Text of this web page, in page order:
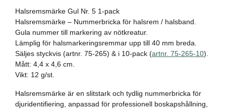
Halsremsmärke Gul Nr. 5 1-pack
Halsremsmärke – Nummerbricka för halsrem / halsband.
Gula nummer till markering av nötkreatur.
Lämplig för halsmarkeringsremmar upp till 40 mm breda.
Säljes styckvis (artnr. 75-265) & i 10-pack (artnr. 75-265-10).
Mått: 4,4 x 4,6 cm.
Vikt: 12 g/st.
Halsremsmärke är en slitstark och tydlig nummerbricka för
djuridentifiering, anpassad för professionell boskapshållning,